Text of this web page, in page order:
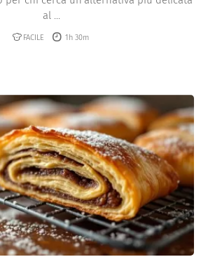
al ...
FACILE 1h 30m